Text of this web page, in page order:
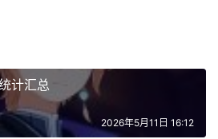
计汇总
2026年5月11日 16:12